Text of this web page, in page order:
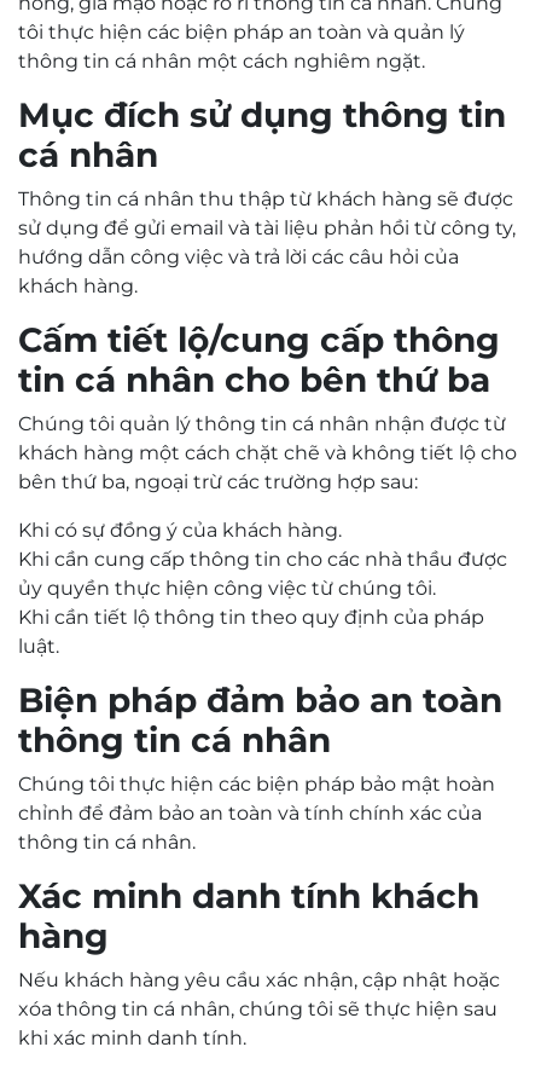
tôi thực hiện các biện pháp an toàn và quản lý
thông tin cá nhân một cách nghiêm ngặt.
Mục đích sử dụng thông tin
cá nhân
Thông tin cá nhân thu thập từ khách hàng sẽ được
sử dụng để gửi email và tài liệu phản hồi từ công ty,
hướng dẫn công việc và trả lời các câu hỏi của
khách hàng.
Cấm tiết lộ/cung cấp thông
tin cá nhân cho bên thứ ba
Chúng tôi quản lý thông tin cá nhân nhận được từ
khách hàng một cách chặt chẽ và không tiết lộ cho
bên thứ ba, ngoại trừ các trường hợp sau:
Khi có sự đồng ý của khách hàng.
Khi cần cung cấp thông tin cho các nhà thầu được
ủy quyền thực hiện công việc từ chúng tôi.
Khi cần tiết lộ thông tin theo quy định của pháp
luật.
Biện pháp đảm bảo an toàn
thông tin cá nhân
Chúng tôi thực hiện các biện pháp bảo mật hoàn
chỉnh để đảm bảo an toàn và tính chính xác của
thông tin cá nhân.
Xác minh danh tính khách
hàng
Nếu khách hàng yêu cầu xác nhận, cập nhật hoặc
xóa thông tin cá nhân, chúng tôi sẽ thực hiện sau
khi xác minh danh tính.